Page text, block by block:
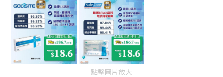
點擊圖片放大